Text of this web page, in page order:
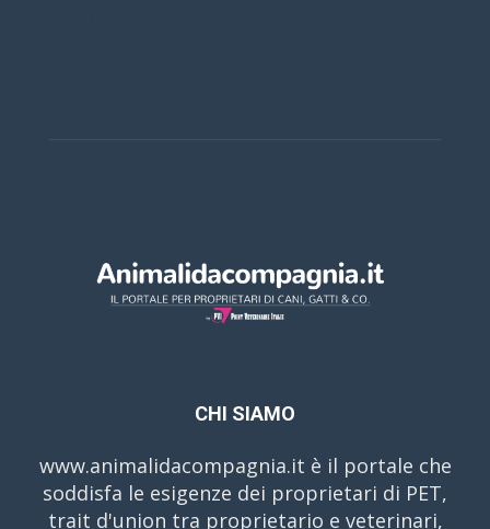
CHI SIAMO
www.animalidacompagnia.it è il portale che
soddisfa le esigenze dei proprietari di PET,
trait d'union tra proprietario e veterinari,